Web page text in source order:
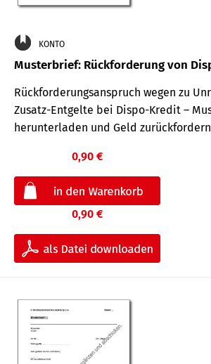
KONTO
Musterbrief: Rückforderung von
Rückforderungsanspruch wegen zu
Zusatz-Entgelte bei Dispo-Kredit –
herunterladen und Geld zurückfordern
0,90 €
0,90 €